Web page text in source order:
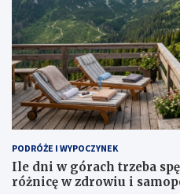
PODRÓŻE I WYPOCZYNEK
Ile dni w górach trzeba
różnicę w zdrowiu i